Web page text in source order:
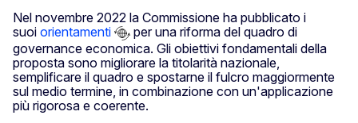
Nel novembre 2022 la Commissione ha pubblicato i
suoi orientamenti
per una riforma del quadro di
governance economica. Gli obiettivi fondamentali della
proposta sono migliorare la titolarità nazionale,
semplificare il quadro e spostarne il fulcro maggiormente
sul medio termine, in combinazione con un'applicazione
più rigorosa e coerente.